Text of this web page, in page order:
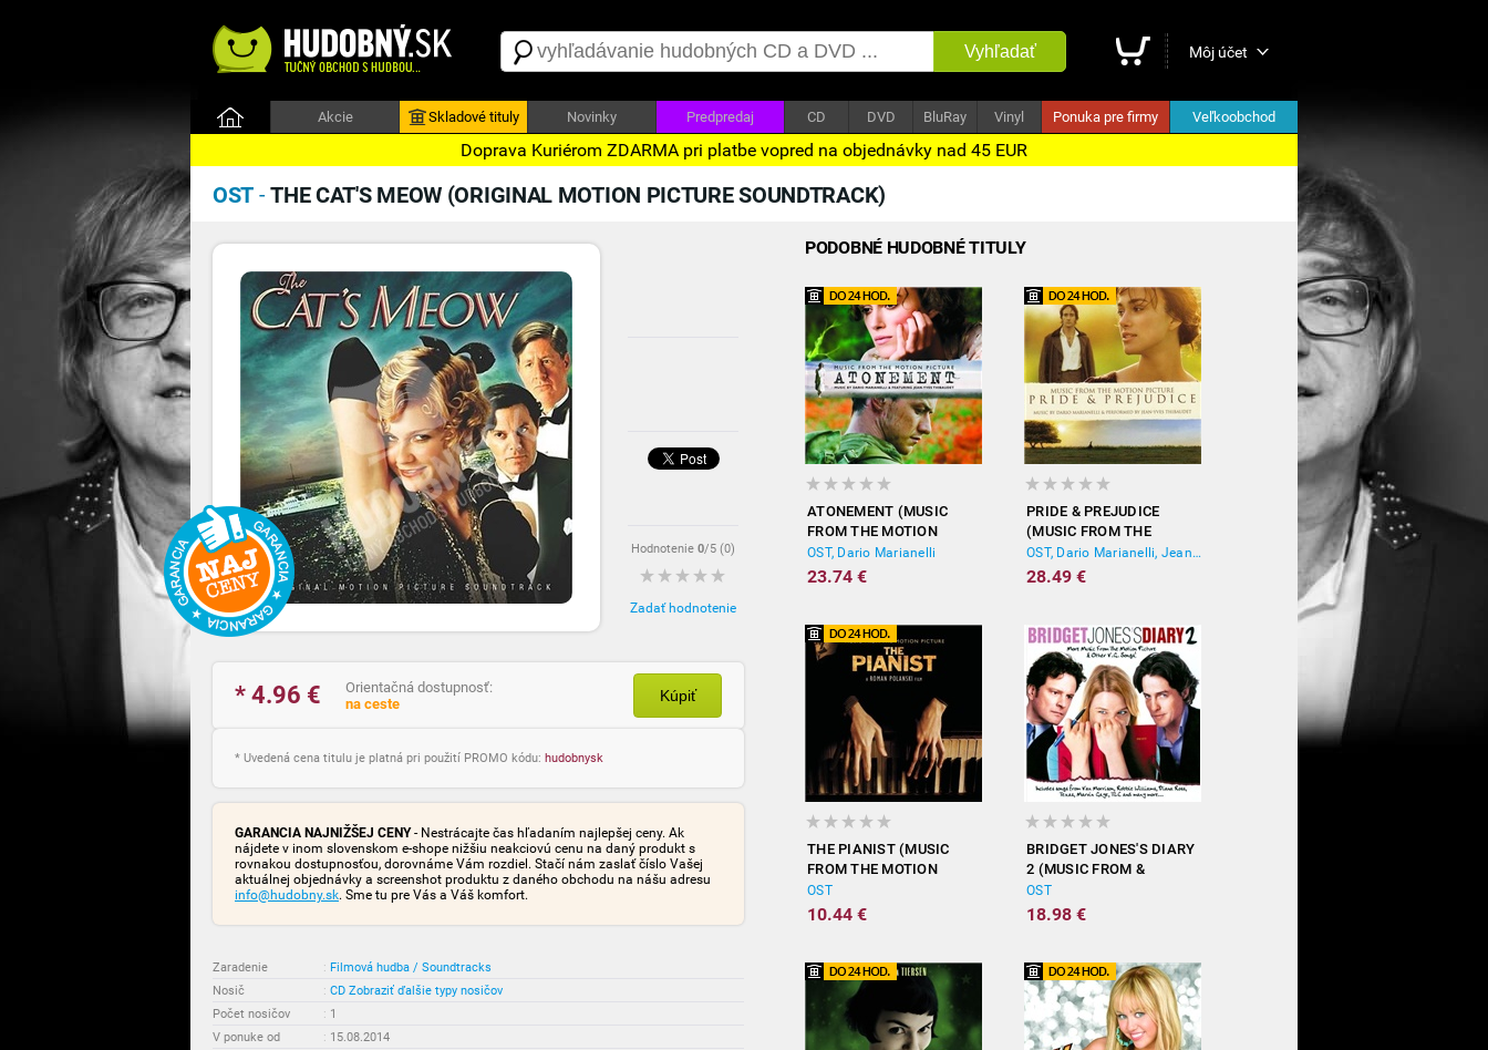
Vyhľadať Môj účet
Akcie Skladové tituly Novinky Predpredaj CD DVD BluRay Vinyl Ponuka pre firmy Veľkoobchod
Doprava Kuriérom ZDARMA pri platbe vopred na objednávky nad 45 EUR
OST -THE CAT'S MEOW (ORIGINAL MOTION PICTURE SOUNDTRACK)
Hodnotenie 0/5 (0)
Zadať hodnotenie
* 4.96 €
Orientačná dostupnosť:
na ceste
Kúpiť
* Uvedená cena titulu je platná pri použití PROMO kódu: hudobnysk
GARANCIA NAJNIŽŠEJ CENY- Nestrácajte čas hľadaním najlepšej ceny. Ak
nájdete v inom slovenskom e-shope nižšiu neakciovú cenu na daný produkt s
rovnakou dostupnosťou, dorovnáme Vám rozdiel. Stačí nám zaslať číslo Vašej
aktuálnej objednávky a screenshot produktu z daného obchodu na nášu adresu
info@hudobny.sk. Sme tu pre Vás a Váš komfort.
Zaradenie : Filmová hudba / Soundtracks
Nosič
: CD Zobraziť ďalšie typy nosičov
Počet nosičov
: 1
V ponuke od
: 15.08.2014
PODOBNÉ HUDOBNÉ TITULY
ATONEMENT (MUSIC
FROM THE MOTION
PICTURE)
OST, Dario Marianelli
23.74 €
PRIDE & PREJUDICE
(MUSIC FROM THE
MOTION PICTURE)
OST, Dario Marianelli, Jean-Yves Thibaudet
28.49 €
THE PIANIST (MUSIC
FROM THE MOTION
PICTURE)
OST
10.44 €
BRIDGET JONES'S DIARY
2 (MUSIC FROM &
INSPIRED BY THE
MOTION PICTURE)
OST
18.98 €